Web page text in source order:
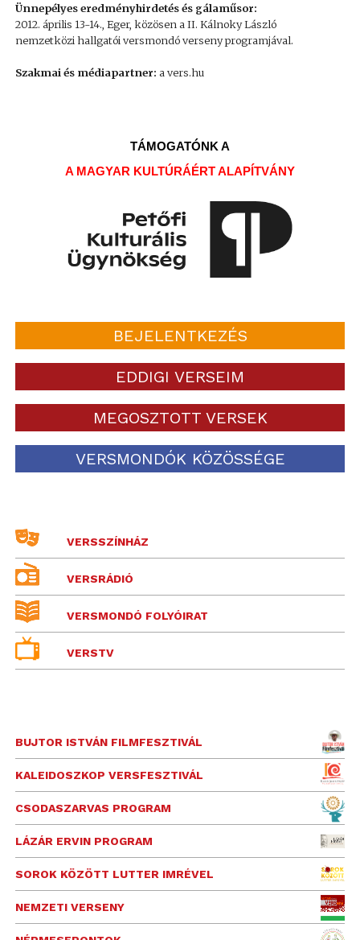
Ünnepélyes eredményhirdetés és gálaműsor:
2012. április 13-14., Eger, közösen a II. Kálnoky László
nemzetközi hallgatói versmondó verseny programjával.
Szakmai és médiapartner: a vers.hu
TÁMOGATÓNK A
A MAGYAR KULTÚRÁÉRT ALAPÍTVÁNY
BEJELENTKEZÉS
EDDIGI VERSEIM
MEGOSZTOTT VERSEK
VERSMONDÓK KÖZÖSSÉGE
VERSSZÍNHÁZ
VERSRÁDIÓ
VERSMONDÓ FOLYÓIRAT
VERSTV
BUJTOR ISTVÁN FILMFESZTIVÁL
KALEIDOSZKOP VERSFESZTIVÁL
CSODASZARVAS PROGRAM
LÁZÁR ERVIN PROGRAM
SOROK KÖZÖTT LUTTER IMRÉVEL
NEMZETI VERSENY